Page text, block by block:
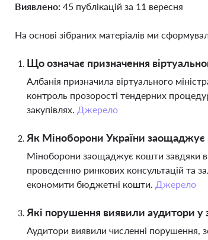
Виявлено: 45 публікацій за 11 вересня
На основі зібраних матеріалів ми
Що означає призначення
Албанія призначила віртуального
контроль прозорості тендерних
закупівлях. Джерело
Як Міноборони України заощаджує
Міноборони заощаджує кошти завдяки
проведенню ринкових консультацій та
економити бюджетні кошти. Джерело
Які порушення виявили аудитори у
Аудитори виявили численні порушення,